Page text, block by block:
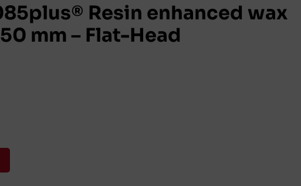
Resin enhanced wax
mm – Flat-Head